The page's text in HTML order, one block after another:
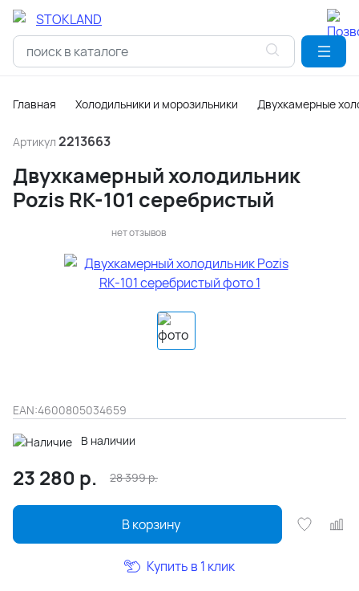
Главная Холодильники и морозильники Двухкамерные
Артикул 2213663
Двухкамерный холодильник
Pozis RK-101 серебристый
нет отзывов
EAN:4600805034659
В наличии
23 280 р. 28 399р.
В корзину
Купить в 1 клик